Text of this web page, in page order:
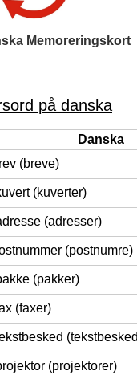
Memoreringskort
på danska
Danska
(breve)
(kuverter)
(adresser)
(postnumre)
(pakker)
(faxer)
(projektorer)